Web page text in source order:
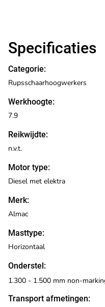
Specificaties
Categorie:
Werkhoogte:
Reikwijdte:
Motor type:
Merk:
Masttype:
Transport afmetingen:
Rupsschaarhoogwerkers
7.9
n.v.t.
Diesel met elektra
Almac
Horizontaal
Onderstel:
1.300 - 1.500 mm non-